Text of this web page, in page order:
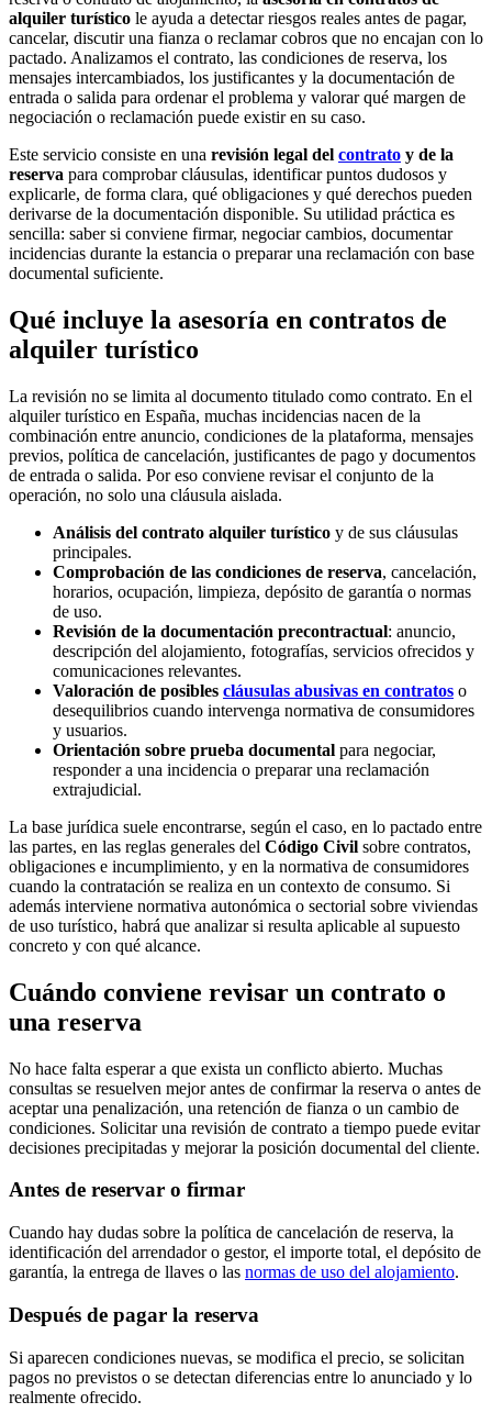
alquiler turístico le ayuda a detectar riesgos reales antes de pagar,
cancelar, discutir una fianza o reclamar cobros que no encajan con lo
pactado. Analizamos el contrato, las condiciones de reserva, los
mensajes intercambiados, los justificantes y la documentación de
entrada o salida para ordenar el problema y valorar qué margen de
negociación o reclamación puede existir en su caso.
Este servicio consiste en una revisión legal del contrato y de la
reserva para comprobar cláusulas, identificar puntos dudosos y
explicarle, de forma clara, qué obligaciones y qué derechos pueden
derivarse de la documentación disponible. Su utilidad práctica es
sencilla: saber si conviene firmar, negociar cambios, documentar
incidencias durante la estancia o preparar una reclamación con base
documental suficiente.
Qué incluye la asesoría en contratos de
alquiler turístico
La revisión no se limita al documento titulado como contrato. En el
alquiler turístico en España, muchas incidencias nacen de la
combinación entre anuncio, condiciones de la plataforma, mensajes
previos, política de cancelación, justificantes de pago y documentos
de entrada o salida. Por eso conviene revisar el conjunto de la
operación, no solo una cláusula aislada.
Análisis del contrato alquiler turístico y de sus cláusulas
principales.
Comprobación de las condiciones de reserva, cancelación,
horarios, ocupación, limpieza, depósito de garantía o normas
de uso.
Revisión de la documentación precontractual: anuncio,
descripción del alojamiento, fotografías, servicios ofrecidos y
comunicaciones relevantes.
Valoración de posibles cláusulas abusivas en contratos o
desequilibrios cuando intervenga normativa de consumidores
y usuarios.
Orientación sobre prueba documental para negociar,
responder a una incidencia o preparar una reclamación
extrajudicial.
La base jurídica suele encontrarse, según el caso, en lo pactado entre
las partes, en las reglas generales del Código Civil sobre contratos,
obligaciones e incumplimiento, y en la normativa de consumidores
cuando la contratación se realiza en un contexto de consumo. Si
además interviene normativa autonómica o sectorial sobre viviendas
de uso turístico, habrá que analizar si resulta aplicable al supuesto
concreto y con qué alcance.
Cuándo conviene revisar un contrato o
una reserva
No hace falta esperar a que exista un conflicto abierto. Muchas
consultas se resuelven mejor antes de confirmar la reserva o antes de
aceptar una penalización, una retención de fianza o un cambio de
condiciones. Solicitar una revisión de contrato a tiempo puede evitar
decisiones precipitadas y mejorar la posición documental del cliente.
Antes de reservar o firmar
Cuando hay dudas sobre la política de cancelación de reserva, la
identificación del arrendador o gestor, el importe total, el depósito de
garantía, la entrega de llaves o las normas de uso del alojamiento.
Después de pagar la reserva
Si aparecen condiciones nuevas, se modifica el precio, se solicitan
pagos no previstos o se detectan diferencias entre lo anunciado y lo
realmente ofrecido.